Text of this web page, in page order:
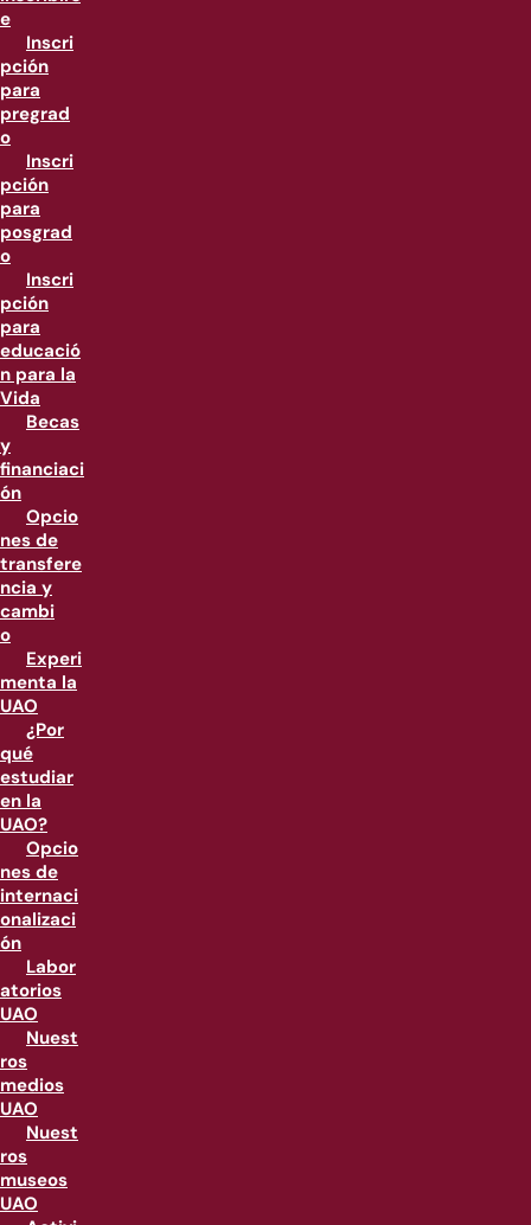
e
Inscri
pción
para
pregrad
o
Inscri
pción
para
posgrad
o
Inscri
pción
para
educació
n para la
Vida
Becas
y
financiaci
ón
Opcio
nes de
transfere
ncia y
cambi
o
Experi
menta la
UAO
¿Por
qué
estudiar
en la
UAO?
Opcio
nes de
internaci
onalizaci
ón
Labor
atorios
UAO
Nuest
ros
medios
UAO
Nuest
ros
museos
UAO